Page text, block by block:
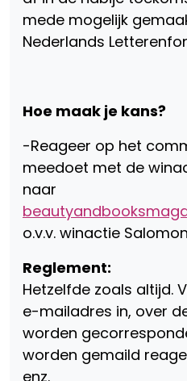
mede mogelijk
Nederlands
Hoe maak je kans?
-Reageer op het
meedoet met de
naar
o.v.v. winactie Salomon
Reglement:
Hetzelfde zoals altijd.
e-mailadres in, over
worden
worden gemaild
enz.